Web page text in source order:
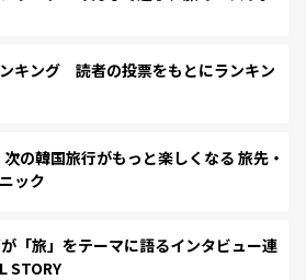
キング 読者の投票をもとにランキン
の韓国旅行がもっと楽しくなる 旅先・
ック
「旅」をテーマに語るインタビュー連
STORY